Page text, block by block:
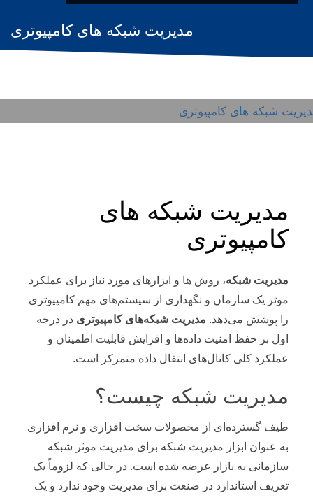
مدیریت شبکه های کامپیوتری
مدیریت شبکه های
کامپیوتری
مدیریت شبکه، روش ها و ابزارهای مورد نیاز برای عملکرد
موثر یک سازمان و نگهداری از سیستم‌های مهم کامپیوتری
را پوشش می‌دهد. مدیریت شبکه‌های کامپیوتری در درجه
اول بر حفظ امنیت داده‌ها و افزایش قابلیت اطمینان و
عملکرد کلی کانال‌های انتقال داده متمرکز است.
مدیریت شبکه چیست؟
طیف گسترده‌ای از محصولات سخت افزاری و نرم افزاری
به عنوان ابزار مدیریت شبکه برای مدیریت موثر شبکه
سازمانی به بازار عرضه شده است. در حالی که لزوماً یک
تعریف استاندارد در صنعت برای مدیریت وجود ندارد و یک